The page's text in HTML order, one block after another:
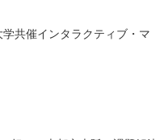
共催インタラクティブ・マ